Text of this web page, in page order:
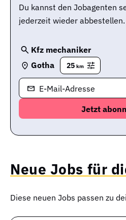
Du kannst den Jobagenten
jederzeit wieder abbestellen.
Kfz mechaniker
Gotha
25 km
E-Mail-Adresse
Neue Jobs für
Diese neuen Jobs passen zu